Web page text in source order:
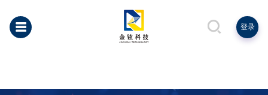
登录